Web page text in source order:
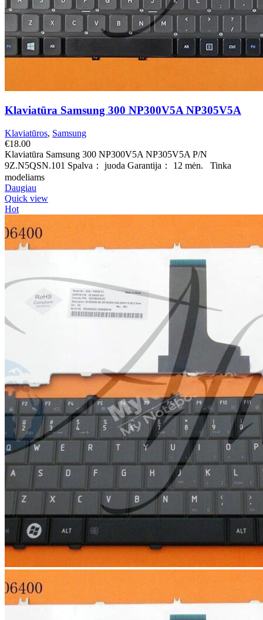
Klaviatūra Samsung 300 NP300V5A NP305V5A
Klaviatūros, Samsung
€18.00
Klaviatūra Samsung 300 NP300V5A NP305V5A P/N
9Z.N5QSN.101 Spalva： juoda Garantija： 12 mėn. Tinka
modeliams
Daugiau
Quick view
Hot